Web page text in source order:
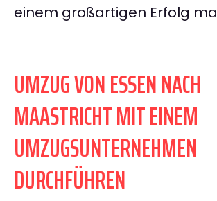
einem großartigen Erfolg
UMZUG VON ESSEN NACH
MAASTRICHT MIT EINEM
UMZUGSUNTERNEHMEN
DURCHFÜHREN